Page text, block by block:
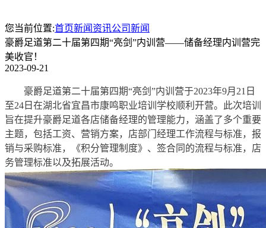
您当前位置:首页新闻资讯公司新闻
豪爵足道第二十届第四期“亮剑”内训营——储备经理内训营完
美收官！
2023-09-21
豪爵足道第二十届第四期“亮剑”内训营于2023年9月21日
至24日在湖北省宜昌市康鸣职业培训学校顺利开营。此次培训
旨在提升豪爵足道各店储备经理的管理能力，涵盖了多个重要
主题，包括工资、营销方案，店部门经理工作流程与标准，报
销与采购标准，《积分管理制度》、签合同的流程与标准，店
务管理标准以及拓展活动。